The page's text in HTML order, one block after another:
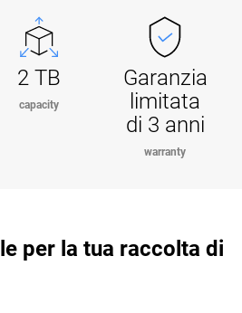
2 TB
capacity
Garanzia
limitata
di 3 anni
warranty
per la tua raccolta di